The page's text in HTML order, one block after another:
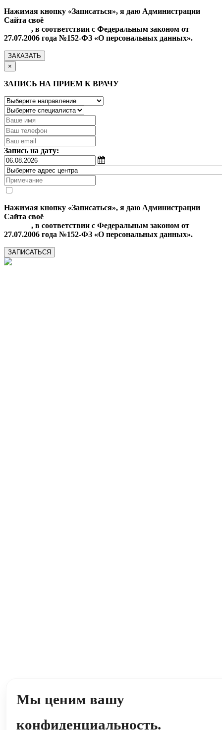
Нажимая кнопку «Записаться», я даю Администрации
Сайта своё
, в соответствии с Федеральным законом от
27.07.2006 года №152-ФЗ «О персональных данных».
ЗАКАЗАТЬ
×
ЗАПИСЬ НА ПРИЕМ К ВРАЧУ
Запись на дату:
Нажимая кнопку «Записаться», я даю Администрации
Сайта своё
, в соответствии с Федеральным законом от
27.07.2006 года №152-ФЗ «О персональных данных».
ЗАПИСАТЬСЯ
Мы ценим вашу
конфиденциальность.